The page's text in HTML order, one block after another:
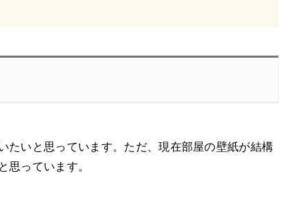
たいと思っています。ただ、現在部屋の壁紙が結構
思っています。